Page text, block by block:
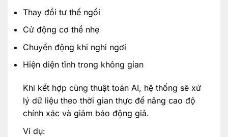
Thay đổi tư thế ngồi
Cử động cơ thể nhẹ
Chuyển động khi nghỉ ngơi
Hiện diện tĩnh trong không gian
Khi kết hợp cùng thuật toán AI, hệ thống sẽ xử
lý dữ liệu theo thời gian thực để nâng cao độ
chính xác và giảm báo động giả.
Ví dụ: